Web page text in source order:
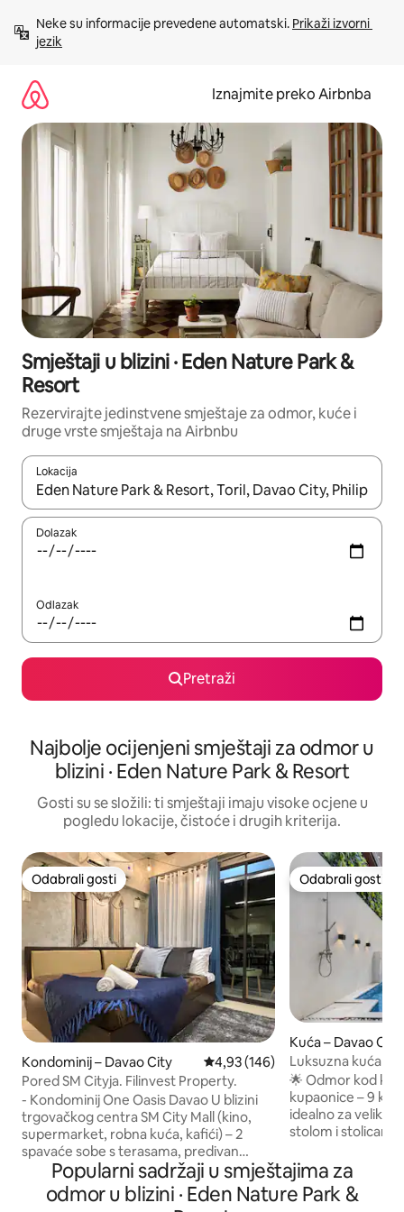
sadržaj
Neke su informacije prevedene automatski. Prikaži izvorni
jezik
Iznajmite preko Airbnba
Smještaji u blizini · Eden Nature Park &
Resort
Rezervirajte jedinstvene smještaje za odmor, kuće i
druge vrste smještaja na Airbnbu
Lokacija
Kada budu dostupni rezultati, moći ćete ih pregledati
Dolazak
Odlazak
Pretraži
Najbolje ocijenjeni smještaji za odmor u
blizini · Eden Nature Park & Resort
Gosti su se složili: ti smještaji imaju visoke ocjene u
pogledu lokacije, čistoće i drugih kriterija.
Odabrali gosti
Odabrali gosti
Kondominij – Davao City Prosječna ocjena: 4,93/5,
4,93 (146)
Pored SM Cityja. Filinvest Property.
- Kondominij One Oasis Davao U blizini
trgovačkog centra SM City Mall (kino,
supermarket, robna kuća, kafići) – 2
spavaće sobe s terasama, predivan
pogled. – 1 bračni krevet (širine 150 – 179
cm), 1 bračni krevet (širine 135 – 149 cm)
– Na zahtjev je dostupno do 1 dodatnog
Odabrali gosti
Odabrali gosti
Kuća – Davao City
Luksuzna kuća s
okupljanja
🌟 Odmor kod
kupaonice – 9
idealno za velike
stolom i stolicama
Karaoke s 2
4 – 1 igrača ✅
YouTubeom ✅ Potpuno opremljena
Popularni sadržaji u smještajima za
odmor u blizini · Eden Nature Park &